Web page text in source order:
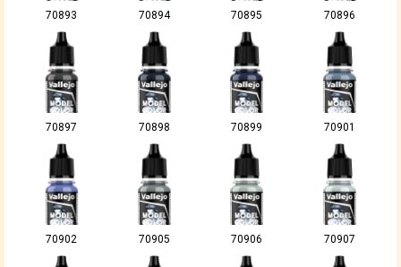
70893 70894 70895 70896
70897 70898 70899 70901
70902 70905 70906 70907